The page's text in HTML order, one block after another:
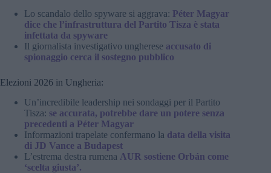
Lo scandalo dello spyware si aggrava: Péter Magyar
dice che l’infrastruttura del Partito Tisza è stata
infettata da spyware
Il giornalista investigativo ungherese accusato di
spionaggio cerca il sostegno pubblico
Elezioni 2026 in Ungheria:
Un’incredibile leadership nei sondaggi per il Partito
Tisza: se accurata, potrebbe dare un potere senza
precedenti a Péter Magyar
Informazioni trapelate confermano la data della visita
di JD Vance a Budapest
L’estrema destra rumena AUR sostiene Orbán come
‘scelta giusta’.